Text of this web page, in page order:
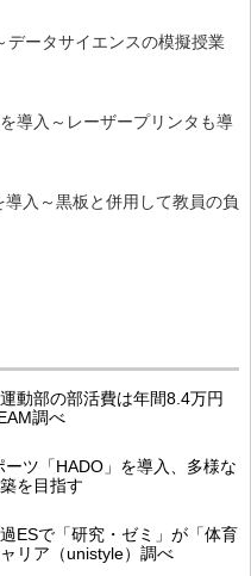
データサイエンスの模擬授業
導入～レーザープリンタも導
入～黒板と併用して教員の負
動部の部活費は年間8.4万円
調べ
ツ「HADO」を導入、多様な
を目指す
ESで「研究・ゼミ」が「体育
リア（unistyle）調べ